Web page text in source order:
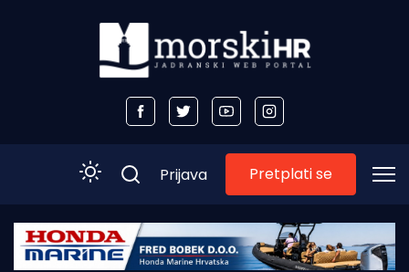
Početna
Prijava Pretplati se